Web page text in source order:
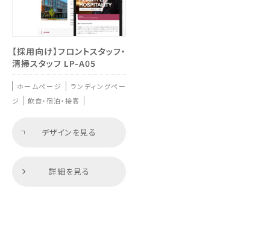
【採用向け】フロントスタッフ・
清掃スタッフ LP-A05
ホームページ
ランディングペー
ジ
飲食・宿泊・接客
デザインを見る
詳細を見る